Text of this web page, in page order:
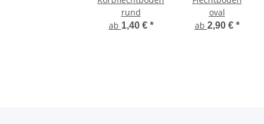
rund
ab 1,40 € *
oval
ab 2,90 € *